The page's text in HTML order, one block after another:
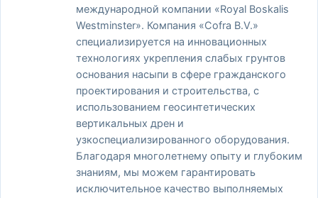
международной компании «Royal Boskalis
Westminster». Компания «Cofra B.V.»
специализируется на инновационных
технологиях укрепления слабых грунтов
основания насыпи в сфере гражданского
проектирования и строительства, с
использованием геосинтетических
вертикальных дрен и
узкоспециализированного оборудования.
Благодаря многолетнему опыту и глубоким
знаниям, мы можем гарантировать
исключительное качество выполняемых